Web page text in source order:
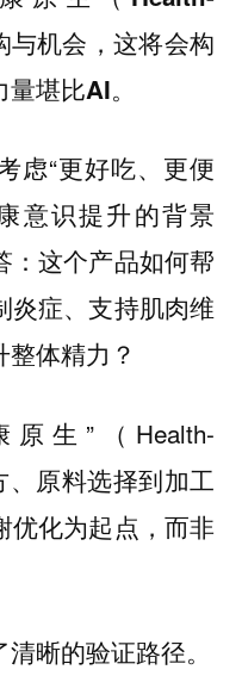
与机会，这将会构
堪比AI。
虑“更好吃、更便
意识提升的背景
：这个产品如何帮
炎症、支持肌肉维
体精力？
生”（Health-
原料选择到加工
优化为起点，而非
晰的验证路径。